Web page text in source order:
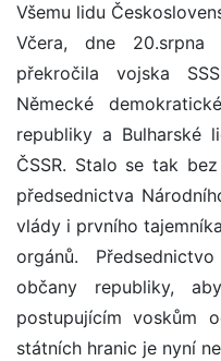
Všemu lidu
Včera, dne
překročila vojska
Německé
republiky a Bulharské
ČSSR. Stalo se tak
předsednictva
vlády i prvního
orgánů.
občany republiky,
postupujícím voskům
státních hranic je nyní